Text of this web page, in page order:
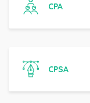
CPA
CPSA